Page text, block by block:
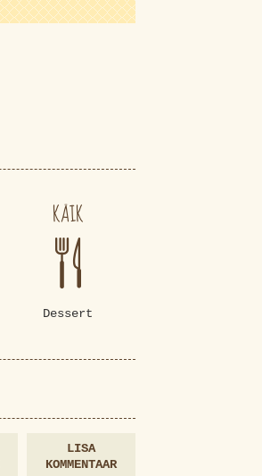
KÄIK
Dessert
LISA
KOMMENTAAR